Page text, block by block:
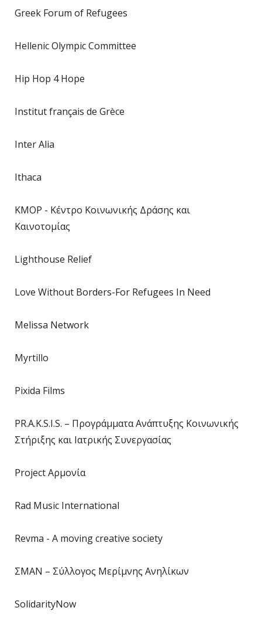
Greek Forum of Refugees
Hellenic Olympic Committee
Hip Hop 4 Hope
Institut français de Grèce
Inter Alia
Ithaca
KMOP - Κέντρο Κοινωνικής Δράσης και
Καινοτομίας
Lighthouse Relief
Love Without Borders-For Refugees In Need
Melissa Network
Myrtillo
Pixida Films
PR.A.K.S.I.S. – Προγράμματα Ανάπτυξης Κοινωνικής
Στήριξης και Ιατρικής Συνεργασίας
Project Αρμονία
Rad Music International
Revma - A moving creative society
ΣΜΑΝ – Σύλλογος Μερίμνης Ανηλίκων
SolidarityNow